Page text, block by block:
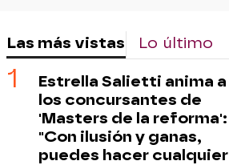
Las más vistas Lo último
Estrella Salietti anima a
los concursantes de
'Masters de la reforma':
"Con ilusión y ganas,
puedes hacer cualquier